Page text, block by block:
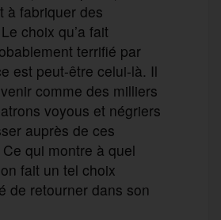
à fabriquer des
choix qu’a fait
terrifié par
est peut-être celui-là. Il
comme des milliers
voyous et négriers
auprès de ces
qui montre à quel
fait un tel choix
de retourner dans son